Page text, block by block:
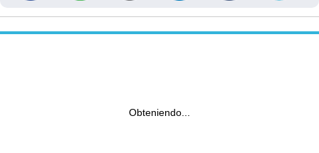
Obteniendo...